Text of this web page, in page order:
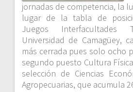
jornadas de competencia, la
lugar de la tabla de
Juegos
Universidad de Camagüey,
más cerrada pues solo ocho
segundo puesto Cultura
selección de Ciencias
Agropecuarias, que acumula